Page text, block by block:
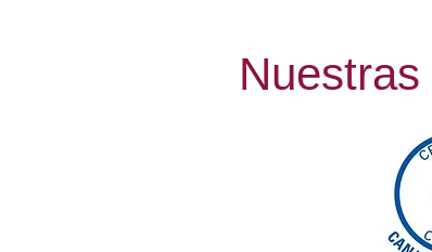
Nuestras